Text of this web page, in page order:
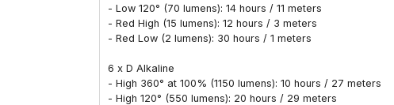
- Low 120° (70 lumens): 14 hours / 11 meters
- Red High (15 lumens): 12 hours / 3 meters
- Red Low (2 lumens): 30 hours / 1 meters
6 x D Alkaline
- High 360° at 100% (1150 lumens): 10 hours / 27 meters
- High 120° (550 lumens): 20 hours / 29 meters